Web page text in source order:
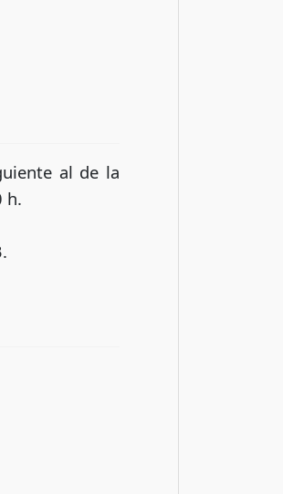
al de la
h.